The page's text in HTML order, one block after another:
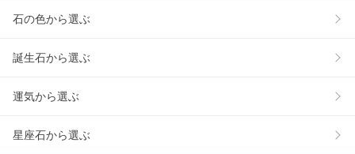
石の色から選ぶ
誕生石から選ぶ
運気から選ぶ
星座石から選ぶ